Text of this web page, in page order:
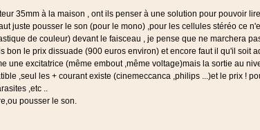
35mm à la maison , ont ils penser à une solution pour pouvoir
juste pousser le son (pour le mono) ,pour les cellules stéréo ce
de couleur) devant le faisceau , je pense que ne marchera
bon le prix dissuade (900 euros environ) et encore faut il qu'il soit
une excitatrice (même embout ,même voltage)mais la sortie au
,seul les + courant existe (cinemeccanca ,philips ...)et le prix !
,etc ..
pousser le son.